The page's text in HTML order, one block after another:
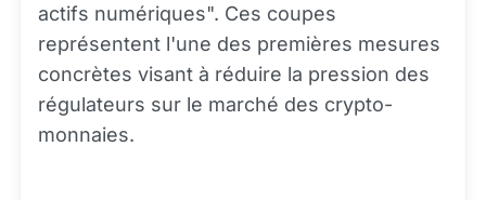
actifs numériques". Ces coupes
représentent l'une des premières mesures
concrètes visant à réduire la pression des
régulateurs sur le marché des crypto-
monnaies.